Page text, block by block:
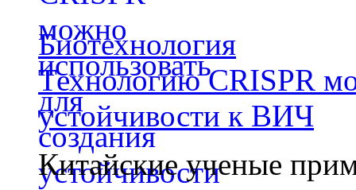
Биотехнология
Технологию CRISPR
устойчивости к ВИЧ
Китайские ученые